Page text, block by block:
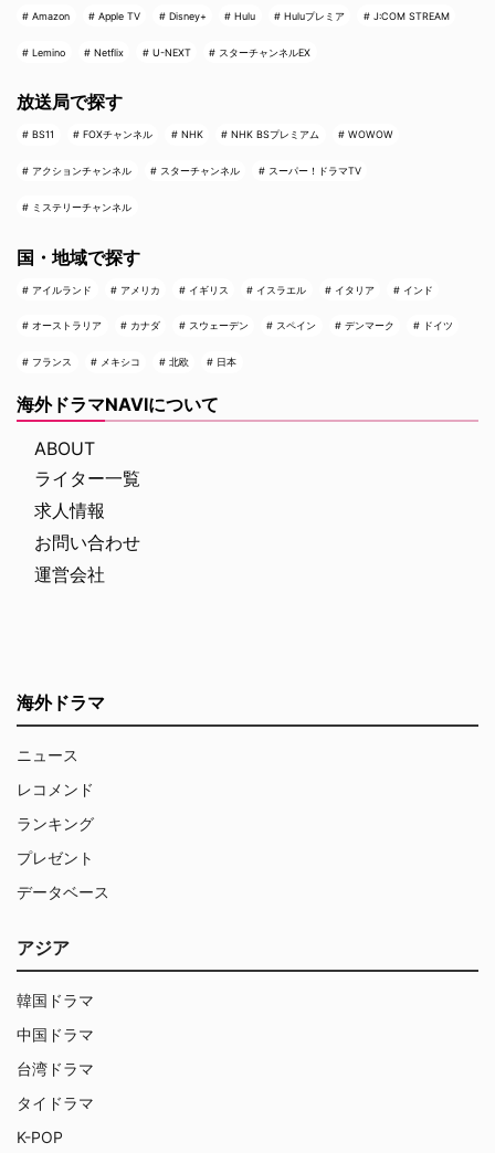
Amazon Apple TV Disney+ Hulu Huluプレミア J:COM STREAM
Lemino Netflix U-NEXT スターチャンネルEX
放送局で探す
BS11 FOXチャンネル NHK NHK BSプレミアム WOWOW
アクションチャンネル スターチャンネル スーパー！ドラマTV
ミステリーチャンネル
国・地域で探す
アイルランド アメリカ イギリス イスラエル イタリア インド
オーストラリア カナダ スウェーデン スペイン デンマーク ドイツ
フランス メキシコ 北欧 日本
海外ドラマNAVIについて
ABOUT
ライター一覧
求人情報
お問い合わせ
運営会社
海外ドラマ
ニュース
レコメンド
ランキング
プレゼント
データベース
アジア
韓国ドラマ
中国ドラマ
台湾ドラマ
タイドラマ
K-POP